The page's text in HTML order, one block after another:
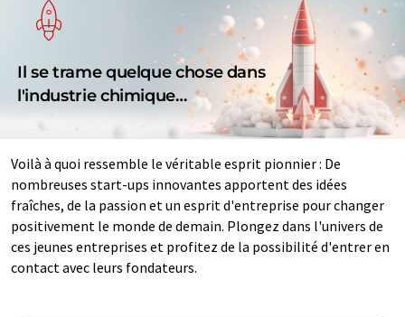
Il se trame quelque chose dans
l'industrie chimique…
Voilà à quoi ressemble le véritable esprit pionnier : De
nombreuses start-ups innovantes apportent des idées
fraîches, de la passion et un esprit d'entreprise pour changer
positivement le monde de demain. Plongez dans l'univers de
ces jeunes entreprises et profitez de la possibilité d'entrer en
contact avec leurs fondateurs.